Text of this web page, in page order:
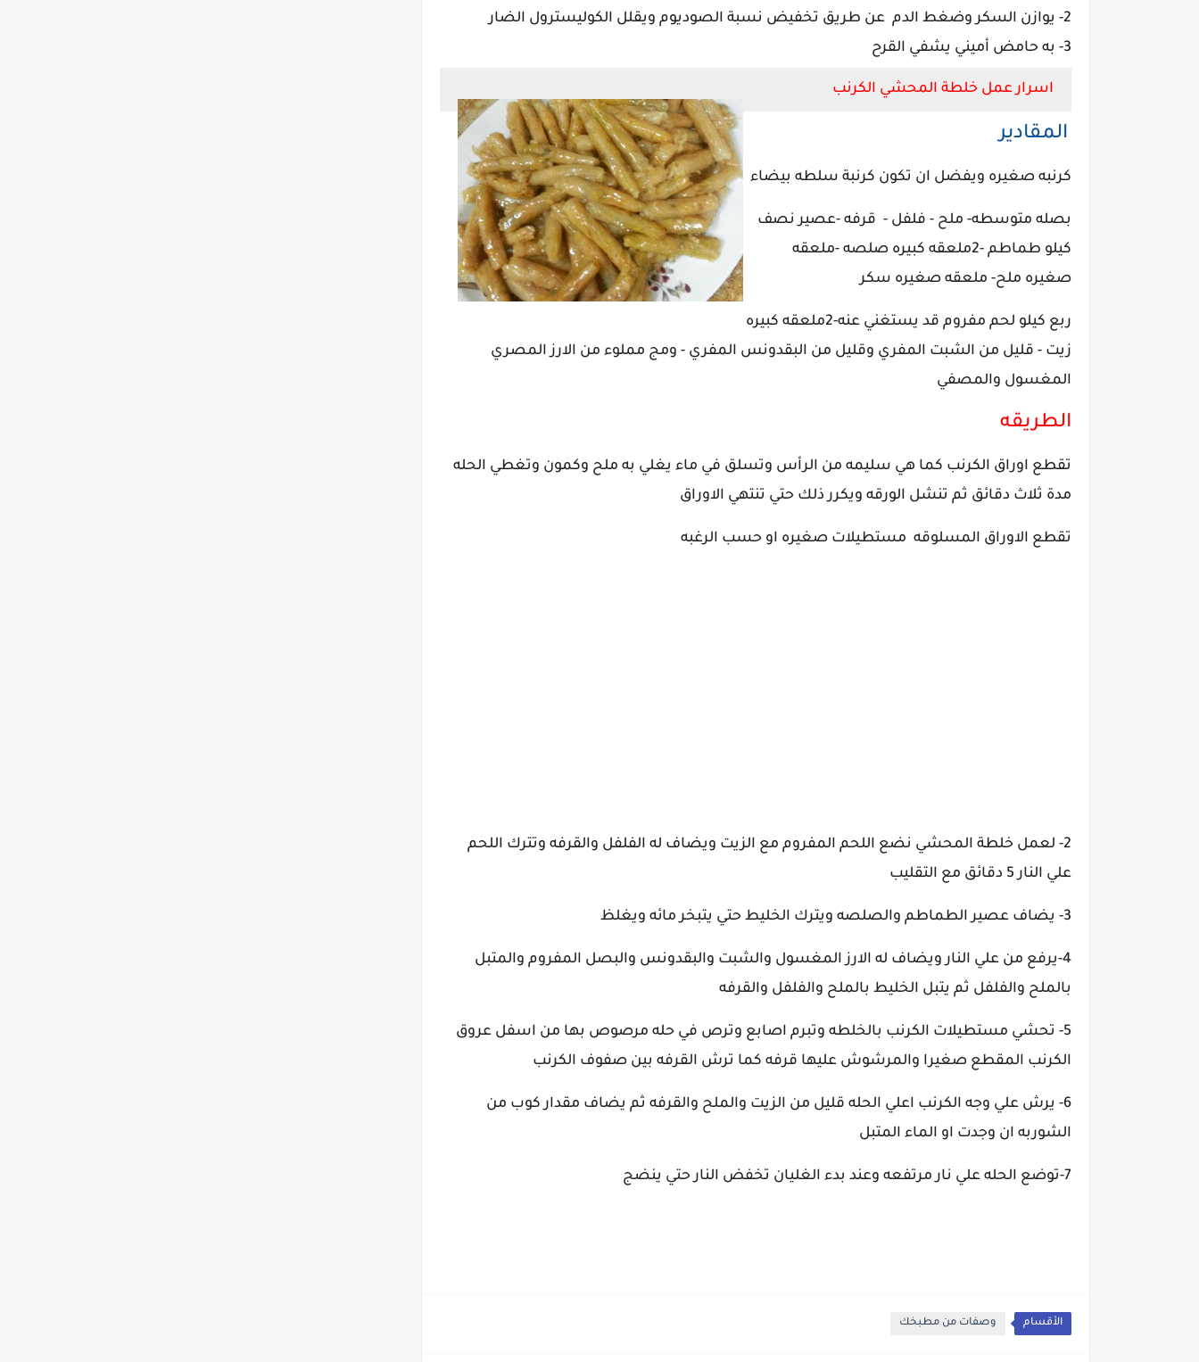
2- يوازن السكر وضغط الدم عن طريق تخفيض نسبة الصوديوم ويقلل الكوليسترول الضار
3- به حامض أميني يشفي القرح
اسرار عمل خلطة المحشي الكرنب
المقادير
كرنبه صغيره ويفضل ان تكون كرنبة سلطه بيضاء
بصله متوسطه- ملح - فلفل - قرفه -عصير نصف
كيلو طماطم -2ملعقه كبيره صلصه -ملعقه
صغيره ملح- ملعقه صغيره سكر
ربع كيلو لحم مفروم قد يستغني عنه-2ملعقه كبيره
زيت - قليل من الشبت المفري وقليل من البقدونس المفري - ومج مملوء من الارز المصري
المغسول والمصفي
الطريقه
تقطع اوراق الكرنب كما هي سليمه من الرأس وتسلق في ماء يغلي به ملح وكمون وتغطي الحله
مدة ثلاث دقائق ثم تنشل الورقه ويكرر ذلك حتي تنتهي الاوراق
تقطع الاوراق المسلوقه مستطيلات صغيره او حسب الرغبه
2- لعمل خلطة المحشي نضع اللحم المفروم مع الزيت ويضاف له الفلفل والقرفه وتترك اللحم
علي النار 5 دقائق مع التقليب
3- يضاف عصير الطماطم والصلصه ويترك الخليط حتي يتبخر مائه ويغلظ
4-يرفع من علي النار ويضاف له الارز المغسول والشبت والبقدونس والبصل المفروم والمتبل
بالملح والفلفل ثم يتبل الخليط بالملح والفلفل والقرفه
5- تحشي مستطيلات الكرنب بالخلطه وتبرم اصابع وترص في حله مرصوص بها من اسفل عروق
الكرنب المقطع صغيرا والمرشوش عليها قرفه كما ترش القرفه بين صفوف الكرنب
6- يرش علي وجه الكرنب اعلي الحله قليل من الزيت والملح والقرفه ثم يضاف مقدار كوب من
الشوربه ان وجدت او الماء المتبل
7-توضع الحله علي نار مرتفعه وعند بدء الغليان تخفض النار حتي ينضج
الأقسام وصفات من مطبخك